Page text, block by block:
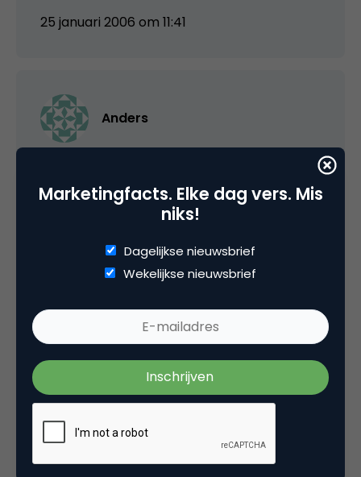
25 januari 2006 om 11:41
Anders
Prince/TAFKAP/NASDAQ of hoe hij
tegenwoordig mag heten, dat deels worden
alleen omdat je vrienden, collega’s of
familieleden er fan van zijn. Wil FC Utrecht geld
merchandising), dan heeft het er dus alle
belang bij dat de FC Utrecht-religie zo breed
mogelijk wordt uitgedragen.
Waarom het met maatregelen komt die dat
tegenwerken is me dan ook een volslagen
raarsel. Als je nou commerciële exploitatie van
je logo aanpakt, okee. Maar het gaat hier om
Marketingfacts. Elke dag vers. Mis
niks!
Dagelijkse nieuwsbrief
Wekelijkse nieuwsbrief